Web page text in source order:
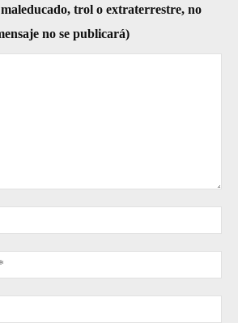
trol o extraterrestre, no
no se publicará)